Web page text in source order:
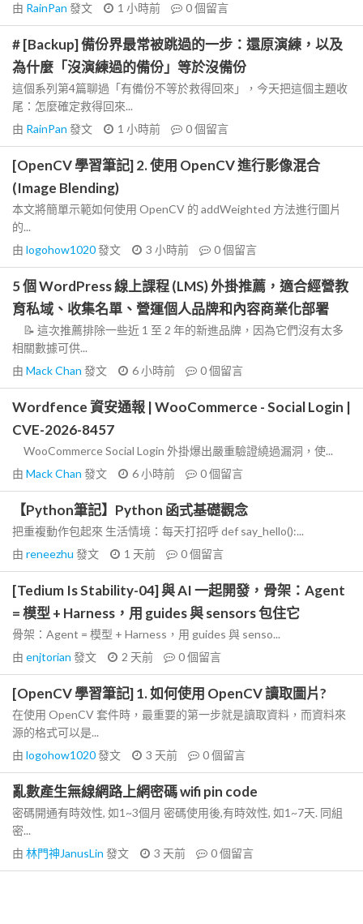
由 RainPan 發文 1 小時前 0個留言
# [Backup] 備份界最常被跳過的一步：還原演練，以及
為什麼「沒演練過的備份」等於沒備份
這個系列第4篇聊過「有備份不等於救得回來」，今天把這個主題收
尾：怎麼確定救得回來...
由 RainPan 發文 1 小時前 0個留言
[OpenCV 學習筆記] 2. 使用 OpenCV 進行影像混合
(Image Blending)
本文將簡單示範如何使用 OpenCV 的 addWeighted 方法進行圖片
的...
由 logohow1020發文 3 小時前 0個留言
5 個 WordPress 線上課程 (LMS) 外掛推薦，適合經營教
育私域、收集名單、營運個人品牌和內容商業化部署
📝 這次推薦排除一些近 1 至 2 年的新進品牌，因為它們沒有太多
相關數據可供...
由 Mack Chan 發文 6 小時前 0個留言
Wordfence 資安通報 | WooCommerce - Social Login |
CVE-2026-8457
WooCommerce Social Login 外掛爆出嚴重驗證繞過漏洞，使...
由 Mack Chan 發文 6 小時前 0個留言
【Python筆記】Python 函式基礎觀念
把重複動作包起來 生活情境：每天打招呼 def say_hello():...
由 reneezhu 發文 1 天前 0個留言
[Tedium Is Stability-04] 與 AI 一起開發，骨架：Agent
= 模型 + Harness，用 guides 與 sensors 包住它
骨架：Agent = 模型 + Harness，用 guides 與 senso...
由 enjtorian 發文 2 天前 0個留言
[OpenCV 學習筆記] 1. 如何使用 OpenCV 讀取圖片?
在使用 OpenCV 套件時，最重要的第一步就是讀取資料，而資料來
源的格式可以是...
由 logohow1020發文 3 天前 0個留言
亂數產生無線網路上網密碼 wifi pin code
密碼開通有時效性, 如1~3個月 密碼使用後,有時效性, 如1~7天. 同組
密...
由 林門神JanusLin 發文 3 天前 0個留言